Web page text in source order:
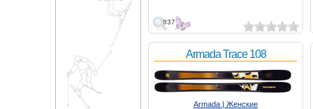
937
Armada Trace 108
Armada | Женские